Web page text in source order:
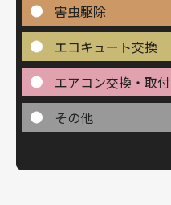
害虫駆除
エコキュート交換
エアコン交換・取付
その他